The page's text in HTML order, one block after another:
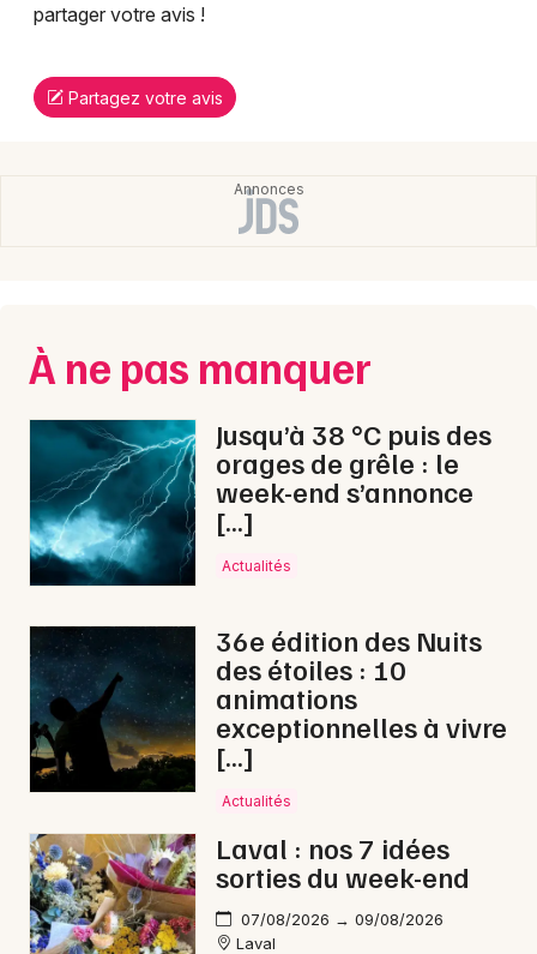
partager votre avis !
Partagez votre avis
À ne pas manquer
Jusqu’à 38 °C puis des
orages de grêle : le
week-end s’annonce
[…]
Actualités
36e édition des Nuits
des étoiles : 10
animations
exceptionnelles à vivre
[…]
Actualités
Laval : nos 7 idées
sorties du week-end
07/08/2026 → 09/08/2026
Laval